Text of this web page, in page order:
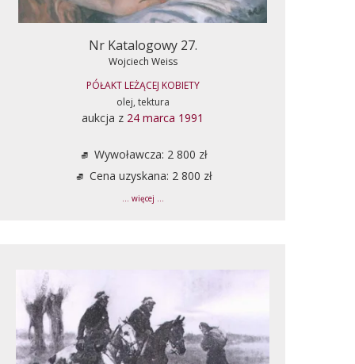
Nr Katalogowy 27.
Wojciech Weiss
PÓŁAKT LEŻĄCEJ KOBIETY
olej, tektura
aukcja z 24 marca 1991
Wywoławcza: 2 800 zł
Cena uzyskana: 2 800 zł
... więcej ...